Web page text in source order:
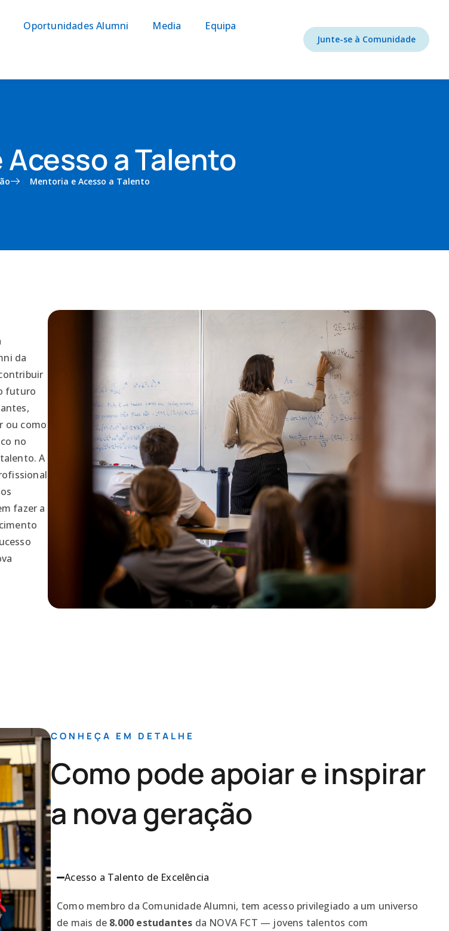
Oportunidades Alumni Media Equipa
Junte-se à Comunidade
a Talento
Mentoria e Acesso a Talento
da
futuro
ou como
no
A
fazer a
CONHEÇA EM DETALHE
Como pode apoiar e inspirar
a nova geração
Acesso a Talento de Excelência
Como membro da Comunidade Alumni, tem acesso privilegiado a um universo
de mais de 8.000 estudantes da NOVA FCT — jovens talentos com